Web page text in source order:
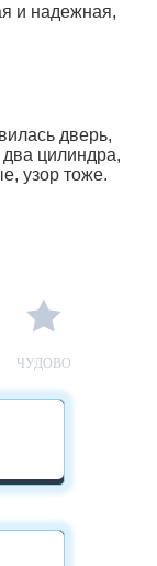
и надежная,
дверь,
цилиндра,
узор тоже.
ЧУДОВО